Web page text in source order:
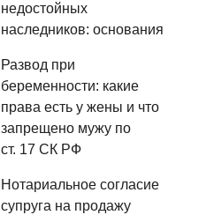
недостойных
наследников: основания
Развод при
беременности: какие
права есть у жены и что
запрещено мужу по
ст. 17 СК РФ
Нотариальное согласие
супруга на продажу